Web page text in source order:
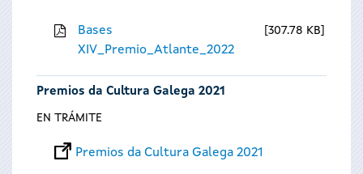
Bases
XIV_Premio_Atlante_2022
307.78 KB
Premios da Cultura Galega 2021
EN TRÁMITE
Premios da Cultura Galega 2021